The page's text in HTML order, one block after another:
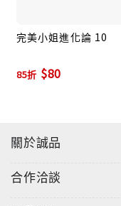
完美小姐進化論 10
85折 $80
關於誠品
合作洽談